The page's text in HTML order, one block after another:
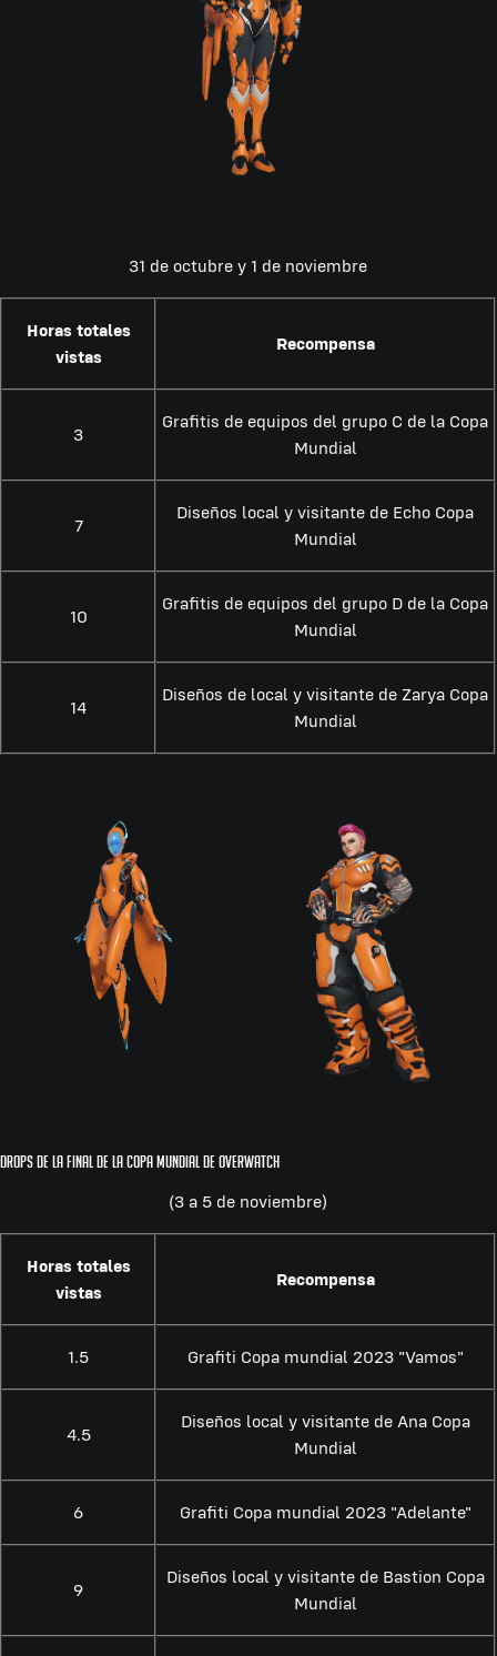
31 de octubre y 1 de noviembre
Horas totales
vistas
Recompensa
3
Grafitis de equipos del grupo C de la Copa
Mundial
7
Diseños local y visitante de Echo Copa
Mundial
10
Grafitis de equipos del grupo D de la Copa
Mundial
14
Diseños de local y visitante de Zarya Copa
Mundial
Drops de la final de la Copa Mundial de Overwatch
(3 a 5 de noviembre)
Horas totales
vistas
Recompensa
1.5 Grafiti Copa mundial 2023 "Vamos"
4.5
Diseños local y visitante de Ana Copa
Mundial
6 Grafiti Copa mundial 2023 "Adelante"
9
Diseños local y visitante de Bastion Copa
Mundial